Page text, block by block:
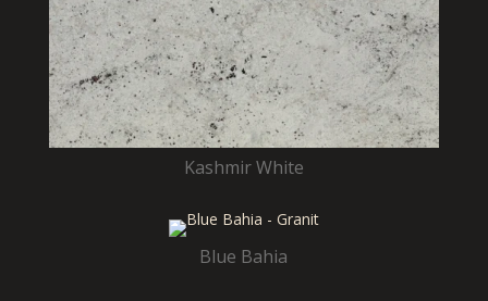
Kashmir White
Blue Bahia